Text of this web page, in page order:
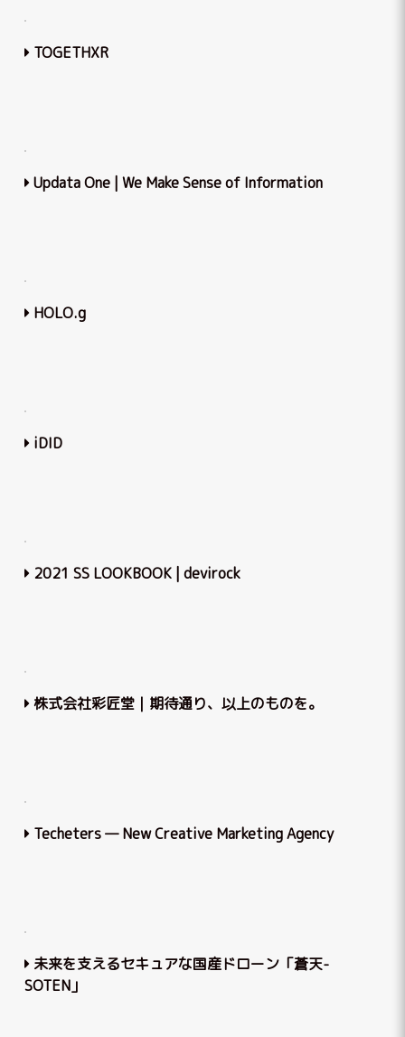
TOGETHXR
Updata One | We Make Sense of Information
HOLO.g
iDID
2021 SS LOOKBOOK | devirock
株式会社彩匠堂｜期待通り、以上のものを。
Techeters — New Сreative Marketing Agency
未来を支えるセキュアな国産ドローン「蒼天-
SOTEN」